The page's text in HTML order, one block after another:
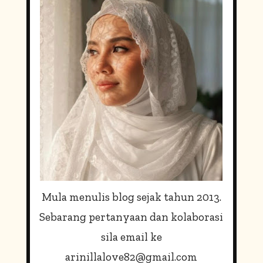
O
R
Mula menulis blog sejak tahun 2013.
Sebarang pertanyaan dan kolaborasi
sila email ke
arinillalove82@gmail.com